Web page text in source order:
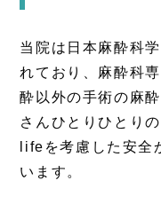
当院は日本麻酔科
れており、麻酔科
酔以外の手術の麻
さんひとりひとり
lifeを考慮した安全
います。